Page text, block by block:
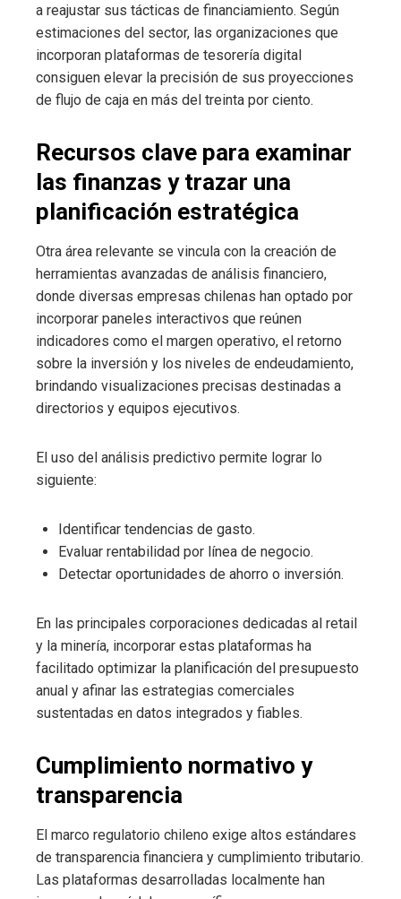
a reajustar sus tácticas de financiamiento. Según
estimaciones del sector, las organizaciones que
incorporan plataformas de tesorería digital
consiguen elevar la precisión de sus proyecciones
de flujo de caja en más del treinta por ciento.
Recursos clave para examinar
las finanzas y trazar una
planificación estratégica
Otra área relevante se vincula con la creación de
herramientas avanzadas de análisis financiero,
donde diversas empresas chilenas han optado por
incorporar paneles interactivos que reúnen
indicadores como el margen operativo, el retorno
sobre la inversión y los niveles de endeudamiento,
brindando visualizaciones precisas destinadas a
directorios y equipos ejecutivos.
El uso del análisis predictivo permite lograr lo
siguiente:
Identificar tendencias de gasto.
Evaluar rentabilidad por línea de negocio.
Detectar oportunidades de ahorro o inversión.
En las principales corporaciones dedicadas al retail
y la minería, incorporar estas plataformas ha
facilitado optimizar la planificación del presupuesto
anual y afinar las estrategias comerciales
sustentadas en datos integrados y fiables.
Cumplimiento normativo y
transparencia
El marco regulatorio chileno exige altos estándares
de transparencia financiera y cumplimiento tributario.
Las plataformas desarrolladas localmente han